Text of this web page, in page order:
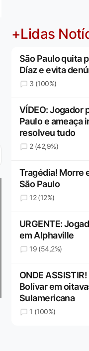
+Lidas
São Paulo quita
Díaz e evita
3 (100%)
VÍDEO: Jogador
Paulo e ameaça
resolveu tudo
2 (42,9%)
Tragédia! Morre
São Paulo
12 (12%)
URGENTE:
em Alphaville
19 (54,2%)
ONDE
Bolívar em
Sulamericana
1 (100%)